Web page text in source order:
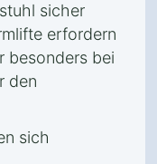
sicher
erfordern
besonders bei
den
sich